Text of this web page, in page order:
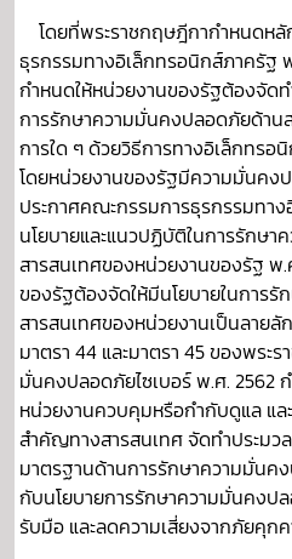
โดยที่พระราชกฤษฎีกากำหนดหลั
ธุรกรรมทางอิเล็กทรอนิกส์ภาครัฐ
กำหนดให้หน่วยงานของรัฐต้องจัด
การรักษาความมั่นคงปลอดภัยด้าน
การใด ๆ ด้วยวิธีการทางอิเล็กทร
โดยหน่วยงานของรัฐมีความมั่นคง
ประกาศคณะกรรมการธุรกรรมทา
นโยบายและแนวปฏิบัติในการรักษ
สารสนเทศของหน่วยงานของรัฐ พ
ของรัฐต้องจัดให้มีนโยบายในการ
สารสนเทศของหน่วยงานเป็นลาย
มาตรา 44 และมาตรา 45 ของพร
มั่นคงปลอดภัยไซเบอร์ พ.ศ. 2562
หน่วยงานควบคุมหรือกำกับดูแล แล
สำคัญทางสารสนเทศ จัดทำประมว
มาตรฐานด้านการรักษาความมั่นค
กับนโยบายการรักษาความมั่นคงป
รับมือ และลดความเสี่ยงจากภัยคุกค